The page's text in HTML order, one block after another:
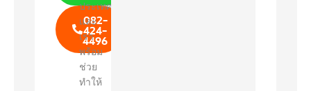
082-
424-
4496
ประเทศ
และ
เรา
พร้อม
ช่วย
ทำให้